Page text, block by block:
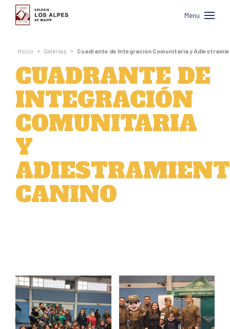
Colegio
Los
Alpes
de
Maipú
Menu
Inicio » Galerías » Cuadrante de Integración Comunitaria y
CUADRANTE DE
INTEGRACIÓN
COMUNITARIA
Y
CANINO